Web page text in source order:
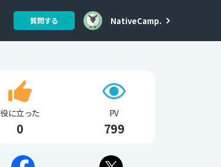
質問する NativeCamp.
役に立った
0
PV
799